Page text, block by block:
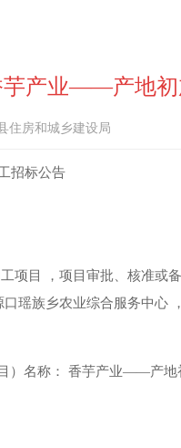
芋产业——产地初
住房和城乡建设局
招标公告
目 ，项目审批、核准或
瑶族乡农业综合服务中心
）名称： 香芋产业——产地